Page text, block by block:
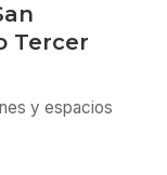
Tercer
y espacios